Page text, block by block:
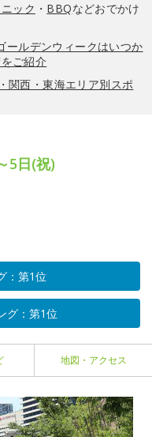
ック ・ BBQなどおでかけ
ールデンウィークはいつか
ご紹介
関西・東海エリア別スポ
5日(祝)
：第1位
グ：第1位
地図・アクセス